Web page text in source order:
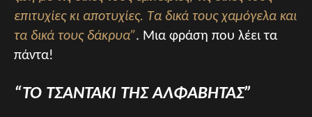
επιτυχίες κι αποτυχίες. Τα δικά τους χαμόγελα και
τα δικά τους δάκρυα”. Μια φράση που λέει τα
πάντα!
“ΤΟ ΤΣΑΝΤΑΚΙ ΤΗΣ ΑΛΦΑΒΗΤΑΣ”